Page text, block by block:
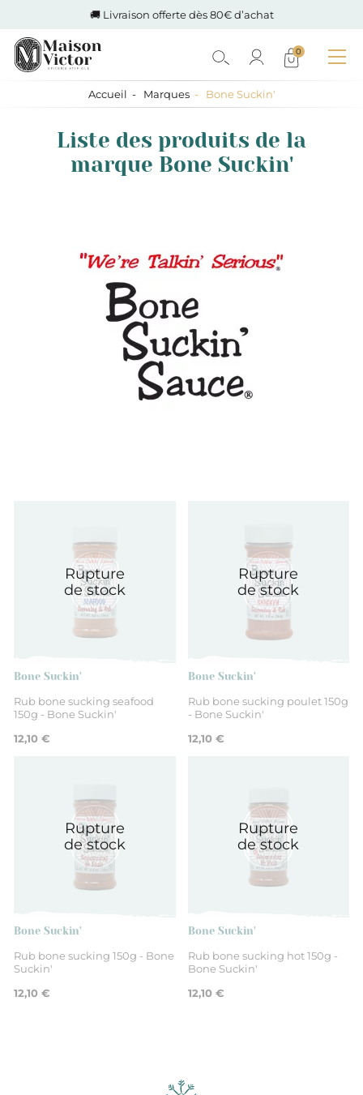
🚚 Livraison offerte dès 80€ d’achat
0
Accueil Marques Bone Suckin'
Liste des produits de la
marque Bone Suckin'
Rupture
de stock
Bone Suckin'
Rub bone sucking seafood
150g - Bone Suckin'
12,10 €
Rupture
de stock
Bone Suckin'
Rub bone sucking poulet 150g
- Bone Suckin'
12,10 €
Rupture
de stock
Bone Suckin'
Rub bone sucking 150g - Bone
Suckin'
12,10 €
Rupture
de stock
Bone Suckin'
Rub bone sucking hot 150g -
Bone Suckin'
12,10 €